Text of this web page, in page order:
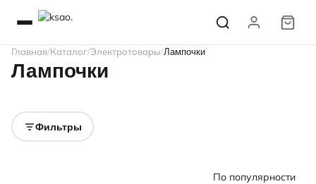
Главная Каталог Электротовары Лампочки
Лампочки
светодиодные
Адаптеры и блоки
питания для
светодиодных лент
Фильтры
По популярности